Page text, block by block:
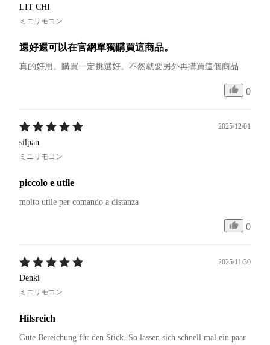
LIT CHI
ミニリモコン
還好還可以在官網單獨購買這商品。
真的好用。購買一定挑選好。不然就要另外再購買這個商品
0
2025/12/01
silpan
ミニリモコン
piccolo e utile
molto utile per comando a distanza
0
2025/11/30
Denki
ミニリモコン
Hilsreich
Gute Bereichung für den Stick. So lassen sich schnell mal ein paar